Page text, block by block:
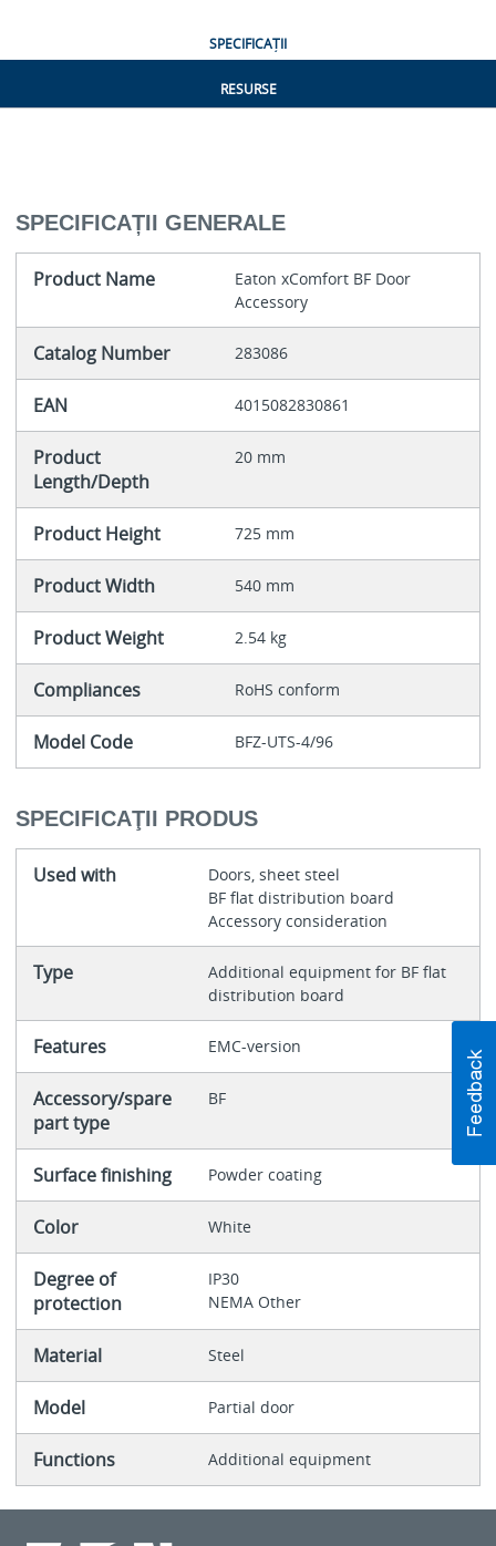
SPECIFICAȚII
RESURSE
SPECIFICAȚII GENERALE
Product Name
Eaton xComfort BF Door
Accessory
Catalog Number 283086
EAN 4015082830861
Product
Length/Depth
20 mm
Product Height 725 mm
Product Width 540 mm
Product Weight 2.54 kg
Compliances RoHS conform
Model Code BFZ-UTS-4/96
SPECIFICAŢII PRODUS
Used with
Doors, sheet steel
BF flat distribution board
Accessory consideration
Type
Additional equipment for BF flat
distribution board
Features EMC-version
Accessory/spare
part type
BF
Surface finishing Powder coating
Color White
Degree of
protection
IP30
NEMA Other
Material Steel
Model Partial door
Functions Additional equipment